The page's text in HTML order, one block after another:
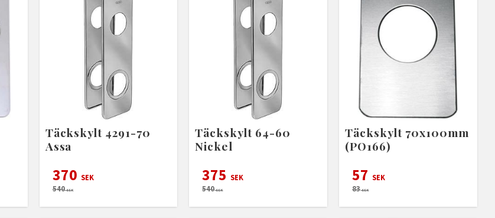
Täckskylt 4291-70
Assa
370 SEK
540SEK
Täckskylt 64-60
Nickel
375 SEK
540SEK
Täckskylt 70x100mm
(PO166)
57 SEK
83SEK